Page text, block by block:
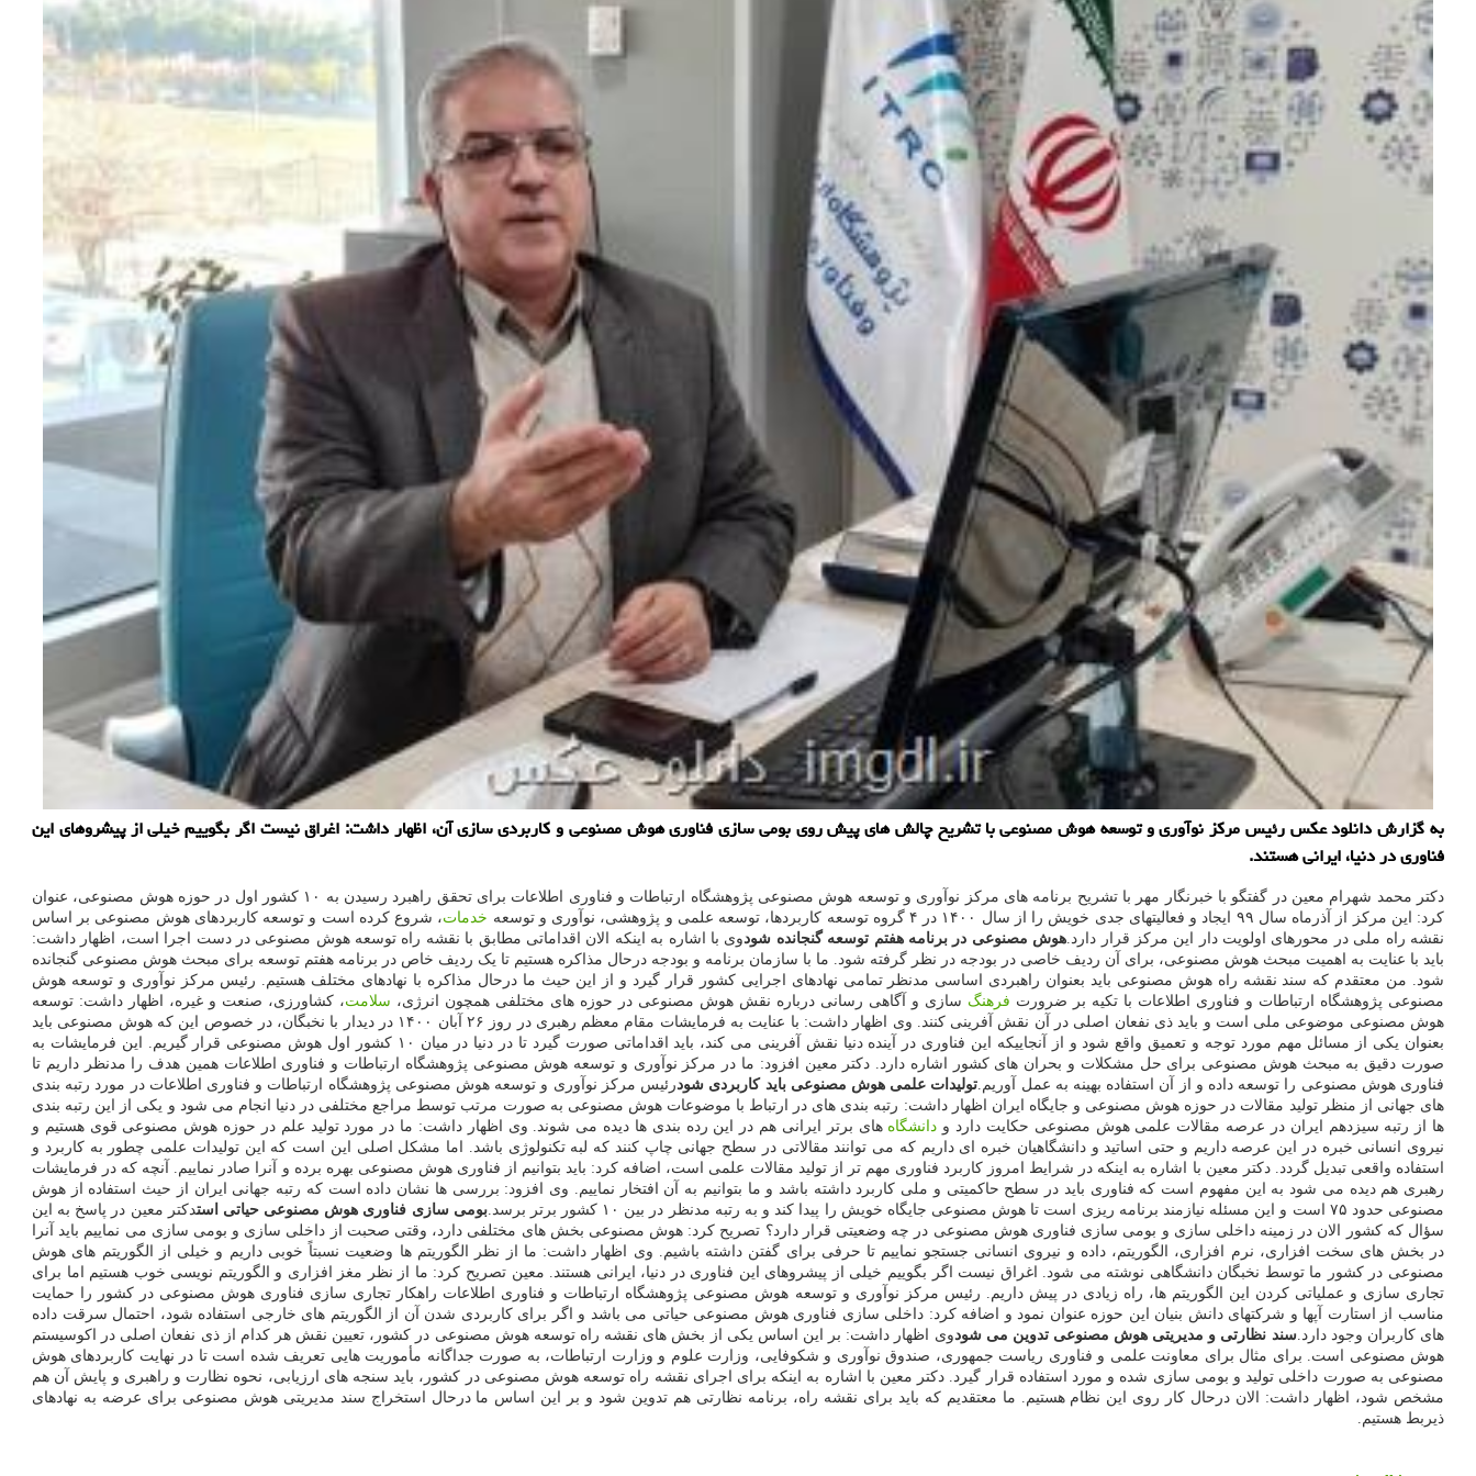
به گزارش دانلود عکس رئیس مرکز نوآوری و توسعه هوش مصنوعی با تشریح چالش های پیش روی بومی سازی فناوری هوش مصنوعی و کاربردی سازی آن، اظهار داشت: اغراق نیست اگر بگوییم خیلی از پیشروهای این
فناوری در دنیا، ایرانی هستند.
دکتر محمد شهرام معین در گفتگو با خبرنگار مهر با تشریح برنامه های مرکز نوآوری و توسعه هوش مصنوعی پژوهشگاه ارتباطات و فناوری اطلاعات برای تحقق راهبرد رسیدن به ۱۰ کشور اول در حوزه هوش مصنوعی، عنوان
کرد: این مرکز از آذرماه سال ۹۹ ایجاد و فعالیتهای جدی خویش را از سال ۱۴۰۰ در ۴ گروه توسعه کاربردها، توسعه علمی و پژوهشی، نوآوری و توسعه
خدمات، شروع کرده است و توسعه کاربردهای هوش مصنوعی بر اساس
نقشه راه ملی در محورهای اولویت دار این مرکز قرار دارد.هوش مصنوعی در برنامه هفتم توسعه گنجانده شودوی با اشاره به اینکه الان اقداماتی مطابق با نقشه راه توسعه هوش مصنوعی در دست اجرا است، اظهار داشت:
باید با عنایت به اهمیت مبحث هوش مصنوعی، برای آن ردیف خاصی در بودجه در نظر گرفته شود. ما با سازمان برنامه و بودجه درحال مذاکره هستیم تا یک ردیف خاص در برنامه هفتم توسعه برای مبحث هوش مصنوعی گنجانده
شود. من معتقدم که سند نقشه راه هوش مصنوعی باید بعنوان راهبردی اساسی مدنظر تمامی نهادهای اجرایی کشور قرار گیرد و از این حیث ما درحال مذاکره با نهادهای مختلف هستیم. رئیس مرکز نوآوری و توسعه هوش
مصنوعی پژوهشگاه ارتباطات و فناوری اطلاعات با تکیه بر ضرورت فرهنگ سازی و آگاهی رسانی درباره نقش هوش مصنوعی در حوزه های مختلفی همچون انرژی، سلامت، کشاورزی، صنعت و غیره، اظهار داشت: توسعه
هوش مصنوعی موضوعی ملی است و باید ذی نفعان اصلی در آن نقش آفرینی کنند. وی اظهار داشت: با عنایت به فرمایشات مقام معظم رهبری در روز ۲۶ آبان ۱۴۰۰ در دیدار با نخبگان، در خصوص این که هوش مصنوعی باید
بعنوان یکی از مسائل مهم مورد توجه و تعمیق واقع شود و از آنجاییکه این فناوری در آینده دنیا نقش آفرینی می کند، باید اقداماتی صورت گیرد تا در دنیا در میان ۱۰ کشور اول هوش مصنوعی قرار گیریم. این فرمایشات به
صورت دقیق به مبحث هوش مصنوعی برای حل مشکلات و بحران های کشور اشاره دارد. دکتر معین افزود: ما در مرکز نوآوری و توسعه هوش مصنوعی پژوهشگاه ارتباطات و فناوری اطلاعات همین هدف را مدنظر داریم تا
فناوری هوش مصنوعی را توسعه داده و از آن استفاده بهینه به عمل آوریم.تولیدات علمی هوش مصنوعی باید کاربردی شودرئیس مرکز نوآوری و توسعه هوش مصنوعی پژوهشگاه ارتباطات و فناوری اطلاعات در مورد رتبه بندی
های جهانی از منظر تولید مقالات در حوزه هوش مصنوعی و جایگاه ایران اظهار داشت: رتبه بندی های در ارتباط با موضوعات هوش مصنوعی به صورت مرتب توسط مراجع مختلفی در دنیا انجام می شود و یکی از این رتبه بندی
ها از رتبه سیزدهم ایران در عرصه مقالات علمی هوش مصنوعی حکایت دارد و دانشگاه های برتر ایرانی هم در این رده بندی ها دیده می شوند. وی اظهار داشت: ما در مورد تولید علم در حوزه هوش مصنوعی قوی هستیم و
نیروی انسانی خبره در این عرصه داریم و حتی اساتید و دانشگاهیان خبره ای داریم که می توانند مقالاتی در سطح جهانی چاپ کنند که لبه تکنولوژی باشد. اما مشکل اصلی این است که این تولیدات علمی چطور به کاربرد و
استفاده واقعی تبدیل گردد. دکتر معین با اشاره به اینکه در شرایط امروز کاربرد فناوری مهم تر از تولید مقالات علمی است، اضافه کرد: باید بتوانیم از فناوری هوش مصنوعی بهره برده و آنرا صادر نماییم. آنچه که در فرمایشات
رهبری هم دیده می شود به این مفهوم است که فناوری باید در سطح حاکمیتی و ملی کاربرد داشته باشد و ما بتوانیم به آن افتخار نماییم. وی افزود: بررسی ها نشان داده است که رتبه جهانی ایران از حیث استفاده از هوش
مصنوعی حدود ۷۵ است و این مسئله نیازمند برنامه ریزی است تا هوش مصنوعی جایگاه خویش را پیدا کند و به رتبه مدنظر در بین ۱۰ کشور برتر برسد.
بومی سازی فناوری هوش مصنوعی حیاتی استدکتر معین در پاسخ به این
سؤال که کشور الان در زمینه داخلی سازی و بومی سازی فناوری هوش مصنوعی در چه وضعیتی قرار دارد؟ تصریح کرد: هوش مصنوعی بخش های مختلفی دارد، وقتی صحبت از داخلی سازی و بومی سازی می نماییم باید آنرا
در بخش های سخت افزاری، نرم افزاری، الگوریتم، داده و نیروی انسانی جستجو نماییم تا حرفی برای گفتن داشته باشیم. وی اظهار داشت: ما از نظر الگوریتم ها وضعیت نسبتاً خوبی داریم و خیلی از الگوریتم های هوش
مصنوعی در کشور ما توسط نخبگان دانشگاهی نوشته می شود. اغراق نیست اگر بگوییم خیلی از پیشروهای این فناوری در دنیا، ایرانی هستند. معین تصریح کرد: ما از نظر مغز افزاری و الگوریتم نویسی خوب هستیم اما برای
تجاری سازی و عملیاتی کردن این الگوریتم ها، راه زیادی در پیش داریم. رئیس مرکز نوآوری و توسعه هوش مصنوعی پژوهشگاه ارتباطات و فناوری اطلاعات راهکار تجاری سازی فناوری هوش مصنوعی در کشور را حمایت
مناسب از استارت آپها و شرکتهای دانش بنیان این حوزه عنوان نمود و اضافه کرد: داخلی سازی فناوری هوش مصنوعی حیاتی می باشد و اگر برای کاربردی شدن آن از الگوریتم های خارجی استفاده شود، احتمال سرقت داده
های کاربران وجود دارد.سند نظارتی و مدیریتی هوش مصنوعی تدوین می شودوی اظهار داشت: بر این اساس یکی از بخش های نقشه راه توسعه هوش مصنوعی در کشور، تعیین نقش هر کدام از ذی نفعان اصلی در اکوسیستم
هوش مصنوعی است. برای مثال برای معاونت علمی و فناوری ریاست جمهوری، صندوق نوآوری و شکوفایی، وزارت علوم و وزارت ارتباطات، به صورت جداگانه مأموریت هایی تعریف شده است تا در نهایت کاربردهای هوش
مصنوعی به صورت داخلی تولید و بومی سازی شده و مورد استفاده قرار گیرد. دکتر معین با اشاره به اینکه برای اجرای نقشه راه توسعه هوش مصنوعی در کشور، باید سنجه های ارزیابی، نحوه نظارت و راهبری و پایش آن هم
مشخص شود، اظهار داشت: الان درحال کار روی این نظام هستیم. ما معتقدیم که باید برای نقشه راه، برنامه نظارتی هم تدوین شود و بر این اساس ما درحال استخراج سند مدیریتی هوش مصنوعی برای عرضه به نهادهای
ذیربط هستیم.